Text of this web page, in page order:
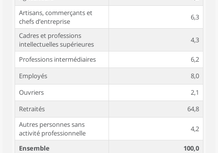
Artisans, commerçants et
chefs d’entreprise
6,3
Cadres et professions
intellectuelles supérieures
4,3
Professions intermédiaires
6,2
Employés
8,0
Ouvriers
2,1
Retraités
64,8
Autres personnes sans
activité professionnelle
4,2
Ensemble
100,0